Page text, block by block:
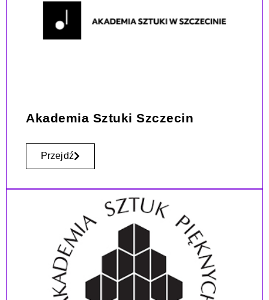
Akademia Sztuki Szczecin
Przejdź